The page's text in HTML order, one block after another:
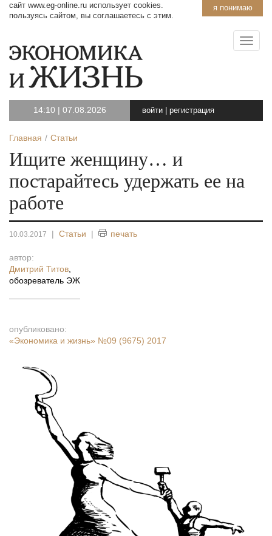
я понимаю
сайт www.eg-online.ru использует cookies.
пользуясь сайтом, вы соглашаетесь с этим.
14:10 | 07.08.2026 войти регистрация
Главная Статьи
Ищите женщину… и
постарайтесь удержать ее на
работе
10.03.2017 | Статьи | печать
автор:
Дмитрий Титов
обозреватель ЭЖ
опубликовано:
«Экономика и жизнь» №09 (9675) 2017